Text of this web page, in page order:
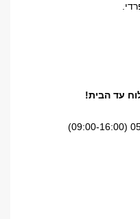
עד הבית!